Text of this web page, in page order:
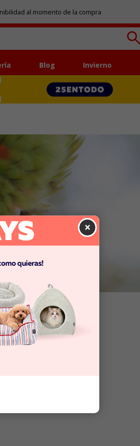
al momento de la compra
Blog Invierno
×